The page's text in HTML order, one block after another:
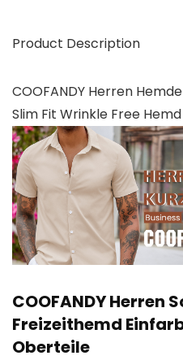
Product Description
COOFANDY Herren
Slim Fit Wrinkle Free Hemd
COOFANDY Herren
Freizeithemd
Oberteile